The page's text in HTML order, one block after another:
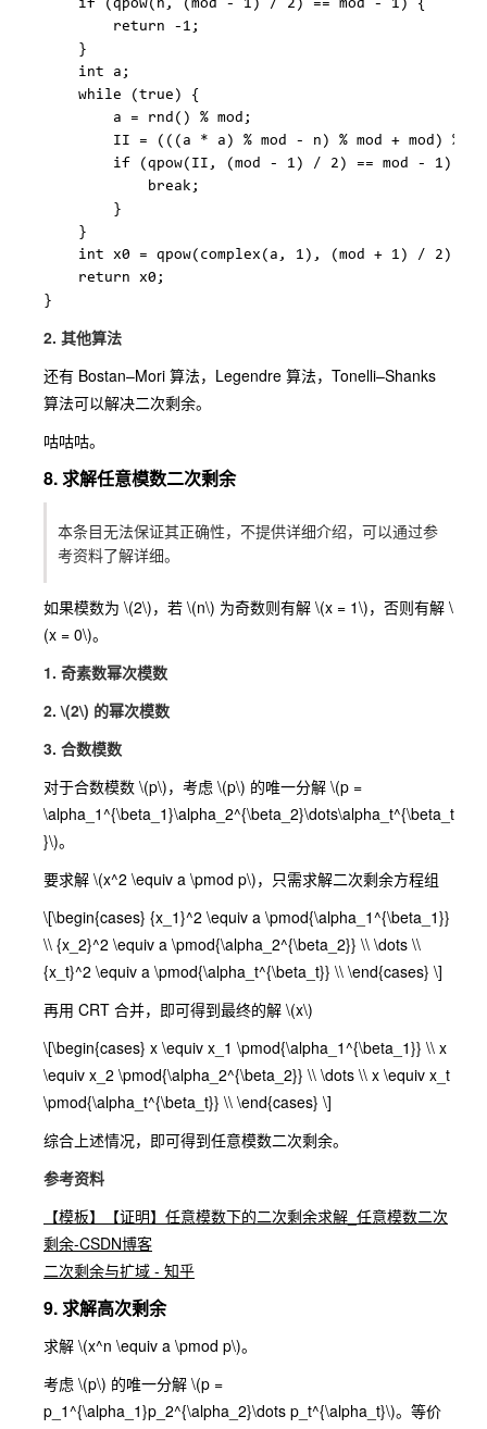
    if (qpow(n, (mod - 1) / 2) == mod - 1) {
        return -1;
    }
    int a;
    while (true) {
        a = rnd() % mod;
II = (((a * a) % mod - n) % mod + mod) %
        if (qpow(II, (mod - 1) / 2) == mod - 1) {
            break;
        }
    }
int x0 = qpow(complex(a, 1), (mod + 1) /
    return x0;
2. 其他算法
还有 Bostan–Mori 算法，Legendre 算法，Tonelli–Shanks
算法可以解决二次剩余。
咕咕咕。
8. 求解任意模数二次剩余
本条目无法保证其正确性，不提供详细介绍，可以通过参
考资料了解详细。
如果模数为 \(2\)，若 \(n\) 为奇数则有解 \(x = 1\)，否则有解 \
(x = 0\)。
1. 奇素数幂次模数
2.\(2\) 的幂次模数
3. 合数模数
对于合数模数 \(p\)，考虑 \(p\) 的唯一分解 \(p =
\alpha_1^{\beta_1}\alpha_2^{\beta_2}\dots\alpha_t^{\beta_t
}\)。
要求解 \(x^2 \equiv a \pmod p\)，只需求解二次剩余方程组
\[\begin{cases} {x_1}^2 \equiv a \pmod{\alpha_1^{\beta_1}}
\\ {x_2}^2 \equiv a \pmod{\alpha_2^{\beta_2}} \\ \dots \\
{x_t}^2 \equiv a \pmod{\alpha_t^{\beta_t}} \\ \end{cases} \]
再用 CRT 合并，即可得到最终的解 \(x\)
\[\begin{cases} x \equiv x_1 \pmod{\alpha_1^{\beta_1}} \\ x
\equiv x_2 \pmod{\alpha_2^{\beta_2}} \\ \dots \\ x \equiv x_t
\pmod{\alpha_t^{\beta_t}} \\ \end{cases} \]
综合上述情况，即可得到任意模数二次剩余。
参考资料
【模板】【证明】任意模数下的二次剩余求解_任意模数二次
剩余-CSDN博客
二次剩余与扩域 - 知乎
9. 求解高次剩余
求解 \(x^n \equiv a \pmod p\)。
考虑 \(p\) 的唯一分解 \(p =
p_1^{\alpha_1}p_2^{\alpha_2}\dots p_t^{\alpha_t}\)。等价